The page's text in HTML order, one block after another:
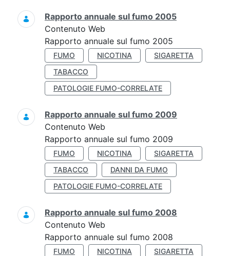
Rapporto annuale sul fumo 2005
Contenuto Web
Rapporto annuale sul fumo 2005
FUMO NICOTINA
SIGARETTA
TABACCO
PATOLOGIE FUMO-CORRELATE
Rapporto annuale sul fumo 2009
Contenuto Web
Rapporto annuale sul fumo 2009
FUMO NICOTINA
SIGARETTA
TABACCO
DANNI DA FUMO
PATOLOGIE FUMO-CORRELATE
Rapporto annuale sul fumo 2008
Contenuto Web
Rapporto annuale sul fumo 2008
FUMO NICOTINA
SIGARETTA